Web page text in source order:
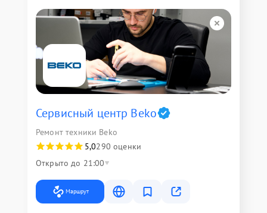
Сервисный центр Beko
Ремонт техники Beko
5,0290 оценки
Открыто до 21:00
Маршрут